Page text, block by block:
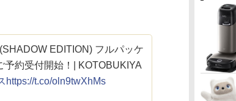
EDITION) フルパッケ
約受付開始！| KOTOBUKIYA
https://t.co/oln9twXhMs